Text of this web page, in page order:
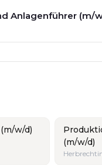
Anlagenführer (m/
w/d)
(m/w/d)